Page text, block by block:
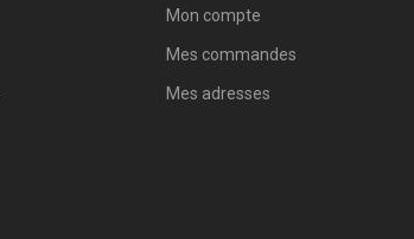
Mon compte
Mes commandes
Mes adresses